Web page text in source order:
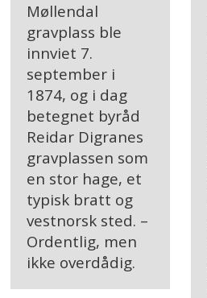
Møllendal
gravplass ble
innviet 7.
september i
1874, og i dag
betegnet byråd
Reidar Digranes
gravplassen som
en stor hage, et
typisk bratt og
vestnorsk sted. –
Ordentlig, men
ikke overdådig.